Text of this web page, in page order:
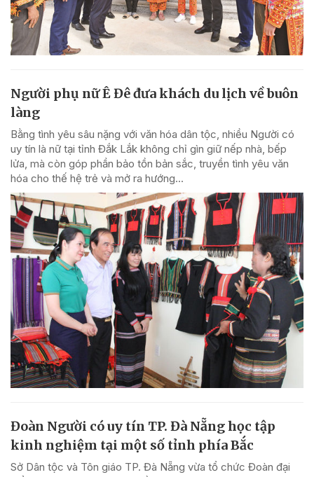
Người phụ nữ Ê Đê đưa khách du lịch về buôn
làng
Bằng tình yêu sâu nặng với văn hóa dân tộc, nhiều Người có
uy tín là nữ tại tỉnh Đắk Lắk không chỉ gìn giữ nếp nhà, bếp
lửa, mà còn góp phần bảo tồn bản sắc, truyền tình yêu văn
hóa cho thế hệ trẻ và mở ra hướng...
Đoàn Người có uy tín TP. Đà Nẵng học tập
kinh nghiệm tại một số tỉnh phía Bắc
Sở Dân tộc và Tôn giáo TP. Đà Nẵng vừa tổ chức Đoàn đại